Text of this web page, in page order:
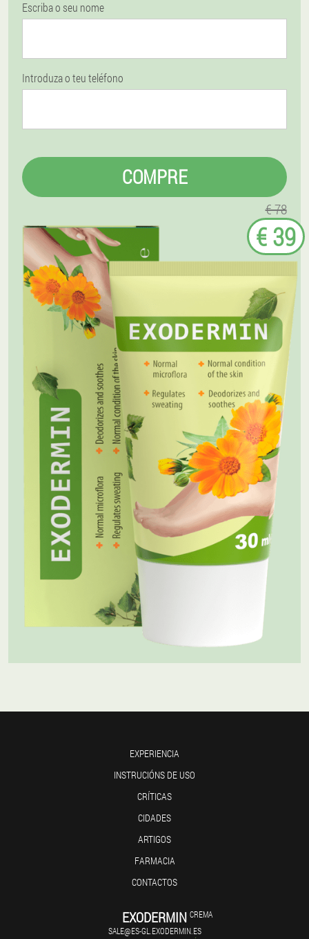
Escriba o seu nome
Introduza o teu teléfono
COMPRE
€ 78
€ 39
EXPERIENCIA
INSTRUCIÓNS DE USO
CRÍTICAS
CIDADES
ARTIGOS
FARMACIA
CONTACTOS
EXODERMIN CREMA
SALE@ES-GL.EXODERMIN.ES